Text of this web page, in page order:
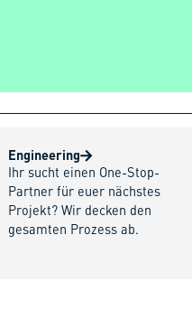
Engineering
Ihr sucht einen One-Stop-
Partner für euer nächstes
Projekt? Wir decken den
gesamten Prozess ab.